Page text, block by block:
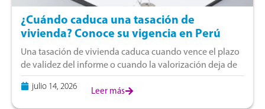
¿Cuándo caduca una tasación de
vivienda? Conoce su vigencia en Perú
Una tasación de vivienda caduca cuando vence el plazo
de validez del informe o cuando la valorización deja de
reflejar las condiciones actuales del mercado. La vigencia
depende del uso
julio 14, 2026 Leer más